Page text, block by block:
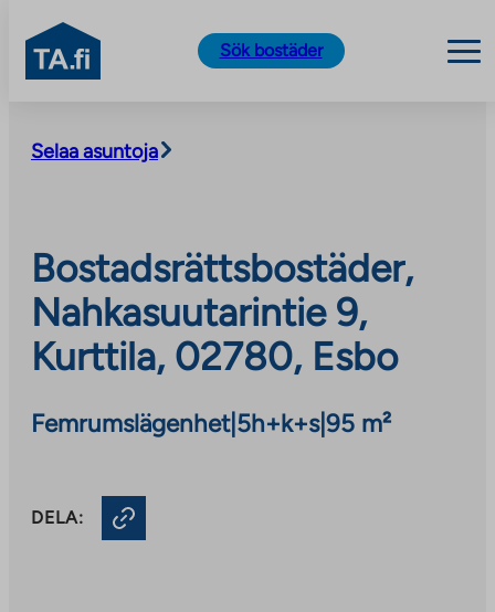
content
TA.fi
Sök bostäder
Selaa asuntoja
Bostadsrättsbostäder,
Nahkasuutarintie 9,
Kurttila, 02780, Esbo
Femrumslägenhet| 5h+k+s|95 m²
DELA: